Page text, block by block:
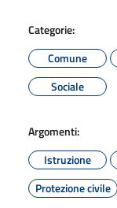
Categorie:
Comune
Sociale
Argomenti:
Istruzione
Protezione civile